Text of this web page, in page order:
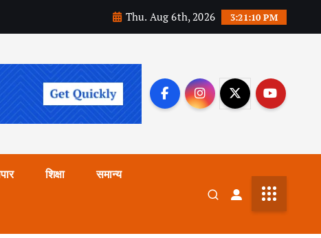
Thu. Aug 6th, 2026 3:21:12 PM
शिक्षा समान्य